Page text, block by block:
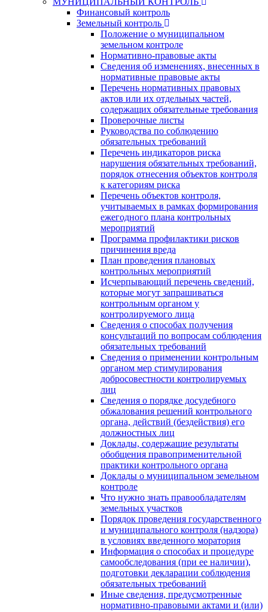
Финансовый контроль
Земельный контроль
Положение о муниципальном
земельном контроле
Нормативно-правовые акты
Сведения об изменениях, внесенных в
нормативные правовые акты
Перечень нормативных правовых
актов или их отдельных частей,
содержащих обязательные требования
Проверочные листы
Руководства по соблюдению
обязательных требований
Перечень индикаторов риска
нарушения обязательных требований,
порядок отнесения объектов контроля
к категориям риска
Перечень объектов контроля,
учитываемых в рамках формирования
ежегодного плана контрольных
мероприятий
Программа профилактики рисков
причинения вреда
План проведения плановых
контрольных мероприятий
Исчерпывающий перечень сведений,
которые могут запрашиваться
контрольным органом у
контролируемого лица
Сведения о способах получения
консультаций по вопросам соблюдения
обязательных требований
Сведения о применении контрольным
органом мер стимулирования
добросовестности контролируемых
лиц
Сведения о порядке досудебного
обжалования решений контрольного
органа, действий (бездействия) его
должностных лиц
Доклады, содержащие результаты
обобщения правоприменительной
практики контрольного органа
Доклады о муниципальном земельном
контроле
Что нужно знать правообладателям
земельных участков
Порядок проведения государственного
и муниципального контроля (надзора)
в условиях введенного моратория
Информация о способах и процедуре
самообследования (при ее наличии),
подготовки декларации соблюдения
обязательных требований
Иные сведения, предусмотренные
нормативно-правовыми актами и (или)